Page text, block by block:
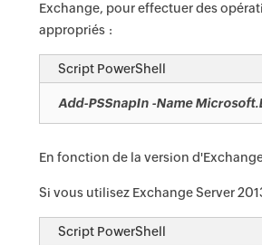
Exchange, pour effectuer des
appropriés :
Script PowerShell
Add-PSSnapIn -Name
En fonction de la version
Si vous utilisez Exchange Server
Script PowerShell